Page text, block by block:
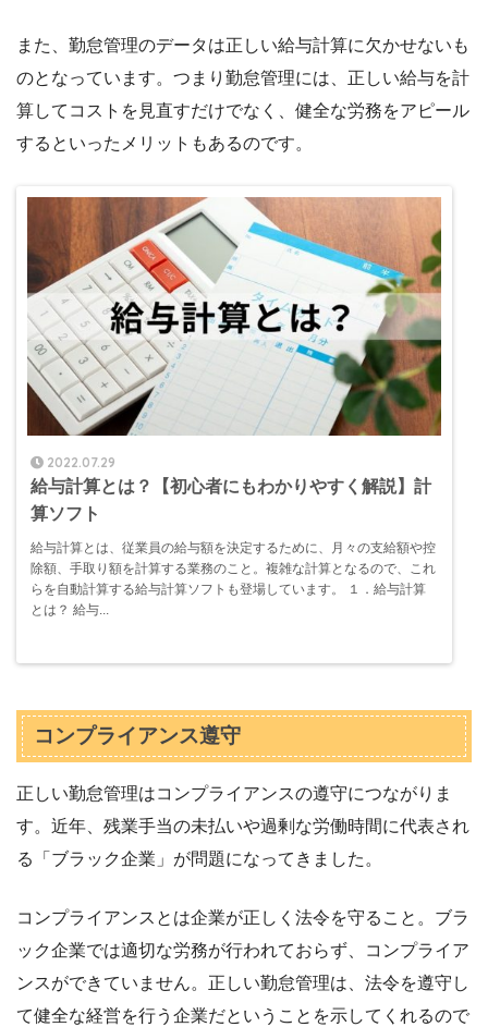
また、勤怠管理のデータは正しい給与計算に欠かせないも
のとなっています。つまり勤怠管理には、正しい給与を計
算してコストを見直すだけでなく、健全な労務をアピール
するといったメリットもあるのです。
2022.07.29
給与計算とは？【初心者にもわかりやすく解説】計
算ソフト
給与計算とは、従業員の給与額を決定するために、月々の支給額や控
除額、手取り額を計算する業務のこと。複雑な計算となるので、これ
らを自動計算する給与計算ソフトも登場しています。 １．給与計算
とは？ 給与...
コンプライアンス遵守
正しい勤怠管理はコンプライアンスの遵守につながりま
す。近年、残業手当の未払いや過剰な労働時間に代表され
る「ブラック企業」が問題になってきました。
コンプライアンスとは企業が正しく法令を守ること。ブラ
ック企業では適切な労務が行われておらず、コンプライア
ンスができていません。正しい勤怠管理は、法令を遵守し
て健全な経営を行う企業だということを示してくれるので